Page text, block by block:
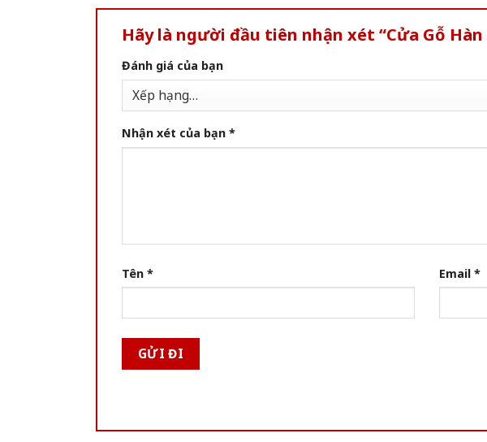
Hãy là người đầu tiên nhận xét “Cửa Gỗ Hàn
Đánh giá của bạn
Nhận xét của bạn *
Tên * Email *